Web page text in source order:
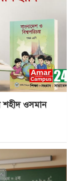
শহীদ ওসমান